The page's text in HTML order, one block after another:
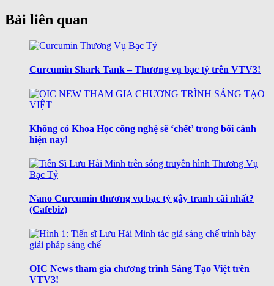
Bài liên quan
Curcumin Shark Tank – Thương vụ bạc tỷ trên VTV3!
Không có Khoa Học công nghệ sẽ ‘chết’ trong bối cảnh
hiện nay!
Nano Curcumin thương vụ bạc tỷ gây tranh cãi nhất?
(Cafebiz)
OIC News tham gia chương trình Sáng Tạo Việt trên
VTV3!